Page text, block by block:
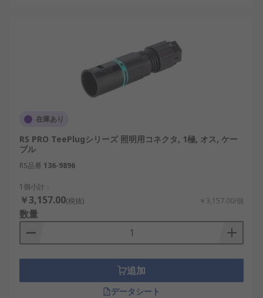
産業用途を中心に幅広い分野で使用される照明用コ
ネクタについて、RSコンポーネンツは電子部品のグ
された製品を複数メーカーから取り扱っています。
設計段階での選定から、保守・交換用途までを想定
したライティングコネクタを安定的に供給してお
り、用途や条件に応じた製品比較が可能です。
在庫あり
RS PRO TeePlugシリーズ 照明用コネクタ, 1極, オス, ケー
ブル
RS品番 136-9896
1個小計：
￥3,157.00(税抜) ￥3,157.00/個
数量
追加
データシート